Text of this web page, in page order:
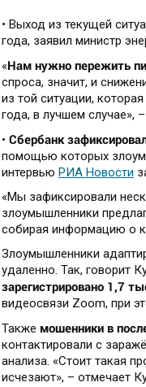
• Выход из текущей
года, заявил министр
«Нам нужно пережить
спроса, значит, и
из той ситуации,
года, в лучшем случае»,
• Сбербанк
помощью которых
интервью РИА Новости
«Мы зафиксировали
злоумышленники
собирая информацию о
Злоумышленники
удаленно. Так, говорит
зарегистрировано 1,7
видеосвязи Zoom, при
Также мошенники в
контактировали с
анализа. «Стоит такая
исчезают», – отмечает